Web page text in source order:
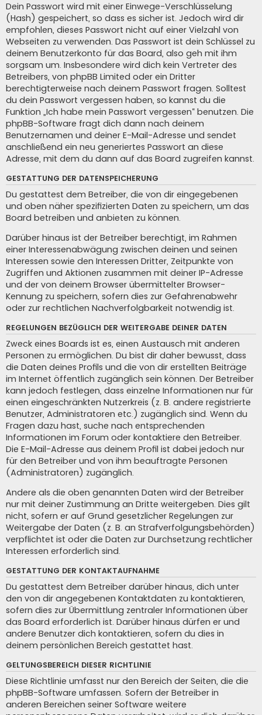
Dein Passwort wird mit einer Einwege-Verschlüsselung
(Hash) gespeichert, so dass es sicher ist. Jedoch wird dir
empfohlen, dieses Passwort nicht auf einer Vielzahl von
Webseiten zu verwenden. Das Passwort ist dein Schlüssel zu
deinem Benutzerkonto für das Board, also geh mit ihm
sorgsam um. Insbesondere wird dich kein Vertreter des
Betreibers, von phpBB Limited oder ein Dritter
berechtigterweise nach deinem Passwort fragen. Solltest
du dein Passwort vergessen haben, so kannst du die
Funktion „Ich habe mein Passwort vergessen“ benutzen. Die
phpBB-Software fragt dich dann nach deinem
Benutzernamen und deiner E-Mail-Adresse und sendet
anschließend ein neu generiertes Passwort an diese
Adresse, mit dem du dann auf das Board zugreifen kannst.
GESTATTUNG DER DATENSPEICHERUNG
Du gestattest dem Betreiber, die von dir eingegebenen
und oben näher spezifizierten Daten zu speichern, um das
Board betreiben und anbieten zu können.
Darüber hinaus ist der Betreiber berechtigt, im Rahmen
einer Interessenabwägung zwischen deinen und seinen
Interessen sowie den Interessen Dritter, Zeitpunkte von
Zugriffen und Aktionen zusammen mit deiner IP-Adresse
und der von deinem Browser übermittelter Browser-
Kennung zu speichern, sofern dies zur Gefahrenabwehr
oder zur rechtlichen Nachverfolgbarkeit notwendig ist.
REGELUNGEN BEZÜGLICH DER WEITERGABE DEINER DATEN
Zweck eines Boards ist es, einen Austausch mit anderen
Personen zu ermöglichen. Du bist dir daher bewusst, dass
die Daten deines Profils und die von dir erstellten Beiträge
im Internet öffentlich zugänglich sein können. Der Betreiber
kann jedoch festlegen, dass einzelne Informationen nur für
einen eingeschränkten Nutzerkreis (z. B. andere registrierte
Benutzer, Administratoren etc.) zugänglich sind. Wenn du
Fragen dazu hast, suche nach entsprechenden
Informationen im Forum oder kontaktiere den Betreiber.
Die E-Mail-Adresse aus deinem Profil ist dabei jedoch nur
für den Betreiber und von ihm beauftragte Personen
(Administratoren) zugänglich.
Andere als die oben genannten Daten wird der Betreiber
nur mit deiner Zustimmung an Dritte weitergeben. Dies gilt
nicht, sofern er auf Grund gesetzlicher Regelungen zur
Weitergabe der Daten (z. B. an Strafverfolgungsbehörden)
verpflichtet ist oder die Daten zur Durchsetzung rechtlicher
Interessen erforderlich sind.
GESTATTUNG DER KONTAKTAUFNAHME
Du gestattest dem Betreiber darüber hinaus, dich unter
den von dir angegebenen Kontaktdaten zu kontaktieren,
sofern dies zur Übermittlung zentraler Informationen über
das Board erforderlich ist. Darüber hinaus dürfen er und
andere Benutzer dich kontaktieren, sofern du dies in
deinem persönlichen Bereich gestattet hast.
GELTUNGSBEREICH DIESER RICHTLINIE
Diese Richtlinie umfasst nur den Bereich der Seiten, die die
phpBB-Software umfassen. Sofern der Betreiber in
anderen Bereichen seiner Software weitere